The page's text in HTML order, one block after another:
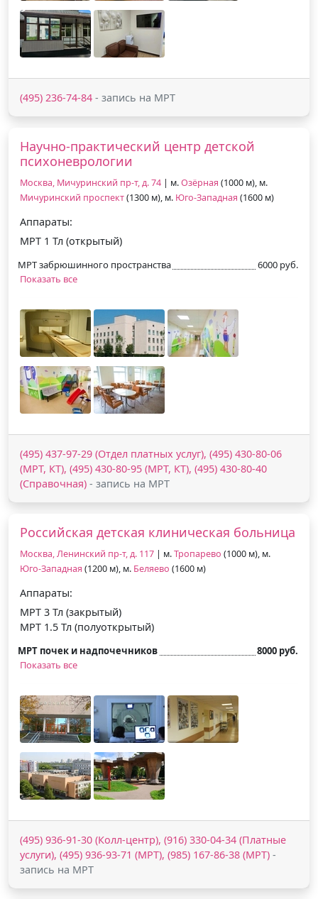
(495) 236-74-84 - запись на МРТ
Научно-практический центр детской
психоневрологии
Москва, Мичуринский пр-т, д. 74 | м.Озёрная (1000 м), м.
Мичуринский проспект(1300 м), м. Юго-Западная (1600 м)
Аппараты:
МРТ 1 Тл (открытый)
МРТ забрюшинного пространства
6000 руб.
Показать все
(495) 437-97-29 (Отдел платных услуг), (495) 430-80-06
(МРТ, КТ), (495) 430-80-95 (МРТ, КТ), (495) 430-80-40
(Справочная) - запись на МРТ
Российская детская клиническая больница
Москва, Ленинский пр-т, д. 117 | м.Тропарево (1000 м), м.
Юго-Западная (1200 м), м. Беляево (1600 м)
Аппараты:
МРТ 3 Тл (закрытый)
МРТ 1.5 Тл (полуоткрытый)
МРТ почек и надпочечников
8000 руб.
Показать все
(495) 936-91-30 (Колл-центр), (916) 330-04-34 (Платные
услуги), (495) 936-93-71 (МРТ), (985) 167-86-38 (МРТ) -
запись на МРТ